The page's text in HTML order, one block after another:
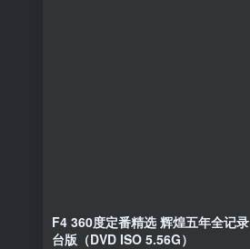
F4 360度定番精选 辉煌五年全记录
台版（DVD ISO 5.56G）